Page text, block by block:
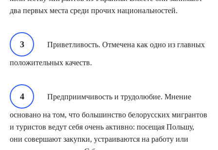
два первых места среди прочих национальностей.
Приветливость. Отмечена как одно из главных
положительных качеств.
Предприимчивость и трудолюбие. Мнение
основано на том, что большинство белорусских мигрантов
и туристов ведут себя очень активно: посещая Польшу,
они совершают закупки, устраиваются на работу или